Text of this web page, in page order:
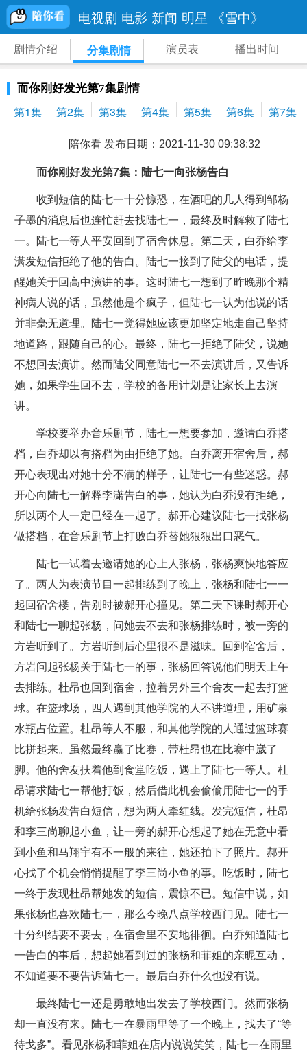
电视剧 电影 新闻 明星 《雪中》
剧情介绍 分集剧情 演员表 播出时间
而你刚好发光第7集剧情
第1集 第2集 第3集 第4集 第5集 第6集 第7集
陪你看 发布日期：2021-11-30 09:38:32
而你刚好发光第7集：陆七一向张杨告白
收到短信的陆七一十分惊恐，在酒吧的几人得到邹杨
子墨的消息后也连忙赶去找陆七一，最终及时解救了陆七
一。陆七一等人平安回到了宿舍休息。第二天，白乔给李
潇发短信拒绝了他的告白。陆七一接到了陆父的电话，提
醒她关于回高中演讲的事。这时陆七一想到了昨晚那个精
神病人说的话，虽然他是个疯子，但陆七一认为他说的话
并非毫无道理。陆七一觉得她应该更加坚定地走自己坚持
地道路，跟随自己的心。最终，陆七一拒绝了陆父，说她
不想回去演讲。然而陆父同意陆七一不去演讲后，又告诉
她，如果学生回不去，学校的备用计划是让家长上去演
讲。
学校要举办音乐剧节，陆七一想要参加，邀请白乔搭
档，白乔却以有搭档为由拒绝了她。白乔离开宿舍后，郝
开心表现出对她十分不满的样子，让陆七一有些迷惑。郝
开心向陆七一解释李潇告白的事，她认为白乔没有拒绝，
所以两个人一定已经在一起了。郝开心建议陆七一找张杨
做搭档，在音乐剧节上打败白乔替她狠狠出口恶气。
陆七一试着去邀请她的心上人张杨，张杨爽快地答应
了。两人为表演节目一起排练到了晚上，张杨和陆七一一
起回宿舍楼，告别时被郝开心撞见。第二天下课时郝开心
和陆七一聊起张杨，问她去不去和张杨排练时，被一旁的
方岩听到了。方岩听到后心里很不是滋味。回到宿舍后，
方岩问起张杨关于陆七一的事，张杨回答说他们明天上午
去排练。杜昂也回到宿舍，拉着另外三个舍友一起去打篮
球。在篮球场，四人遇到其他学院的人不讲道理，用矿泉
水瓶占位置。杜昂等人不服，和其他学院的人通过篮球赛
比拼起来。虽然最终赢了比赛，带杜昂也在比赛中崴了
脚。他的舍友扶着他到食堂吃饭，遇上了陆七一等人。杜
昂请求陆七一帮他打饭，然后借此机会偷偷用陆七一的手
机给张杨发告白短信，想为两人牵红线。发完短信，杜昂
和李三尚聊起小鱼，让一旁的郝开心想起了她在无意中看
到小鱼和马翔宇有不一般的来往，她还拍下了照片。郝开
心找了个机会悄悄提醒了李三尚小鱼的事。吃饭时，陆七
一终于发现杜昂帮她发的短信，震惊不已。短信中说，如
果张杨也喜欢陆七一，那么今晚八点学校西门见。陆七一
十分纠结要不要去，在宿舍里不安地徘徊。白乔知道陆七
一告白的事后，想起她看到过的张杨和菲姐的亲昵互动，
不知道要不要告诉陆七一。最后白乔什么也没有说。
最终陆七一还是勇敢地出发去了学校西门。然而张杨
却一直没有来。陆七一在暴雨里等了一个晚上，找去了“等
待戈多”。看见张杨和菲姐在店内说说笑笑，陆七一在雨里